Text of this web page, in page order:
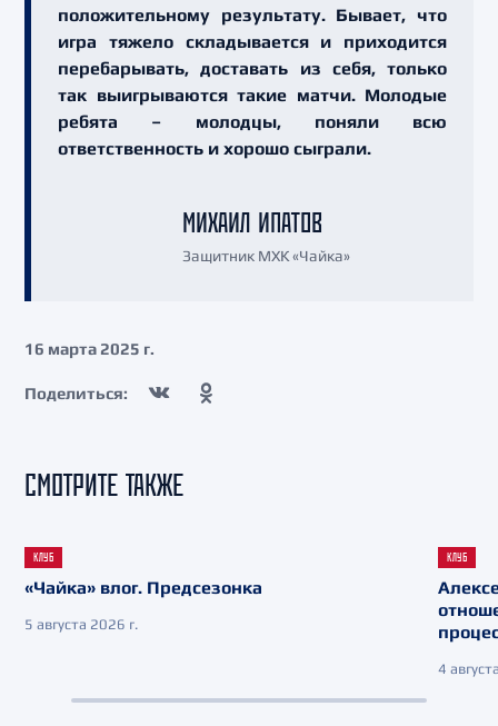
положительному результату. Бывает, что
игра тяжело складывается и приходится
перебарывать, доставать из себя, только
так выигрываются такие матчи. Молодые
ребята – молодцы, поняли всю
ответственность и хорошо сыграли.
МИХАИЛ ИПАТОВ
Защитник МХК «Чайка»
16 марта 2025 г.
Поделиться:
СМОТРИТЕ ТАКЖЕ
КЛУБ
«Чайка» влог. Предсезонка
5 августа 2026 г.
КЛУБ
4